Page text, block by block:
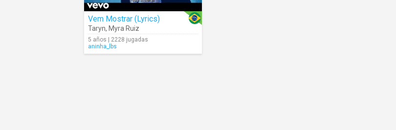
Vem Mostrar (Lyrics)
Taryn, Myra Ruiz
5 años | 2228 jugadas
aninha_lbs